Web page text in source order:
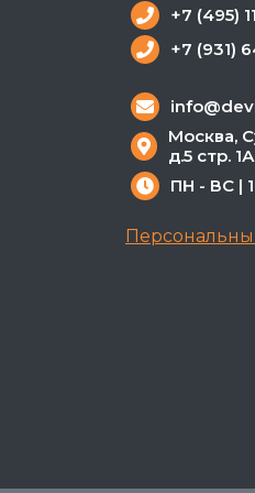
+7 (495)
+7 (931)
Москва,
д.5 стр.
ПН - ВС |